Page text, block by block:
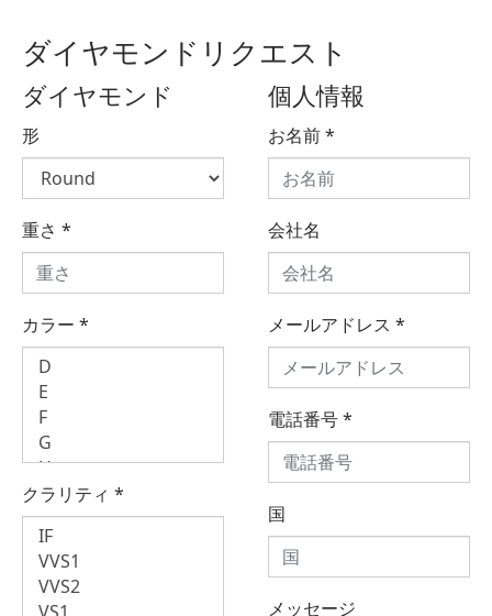
ダイヤモンドリクエスト
ダイヤモンド
形
重さ *
カラー *
クラリティ *
個人情報
お名前*
会社名
メールアドレス *
電話番号*
国
メッセージ